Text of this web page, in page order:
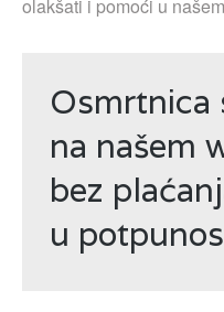
olakšati i pomoći u
Osmrtnica
na našem
bez
u